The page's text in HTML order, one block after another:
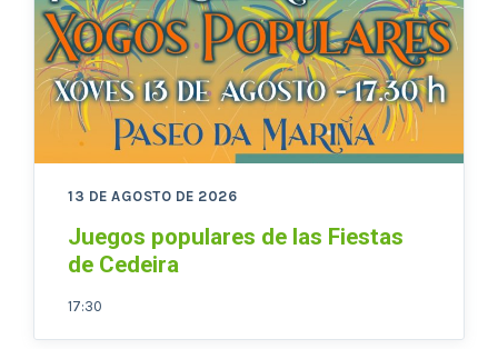
13 DE AGOSTO DE 2026
Juegos populares de las Fiestas
de Cedeira
17:30